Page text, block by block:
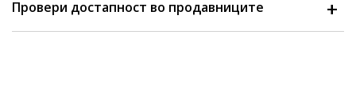
Провери достапност во продавниците